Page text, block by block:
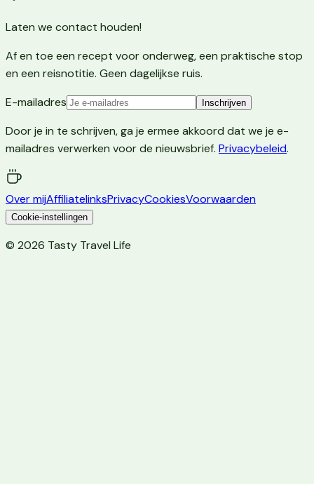
Laten we contact houden!
Af en toe een recept voor onderweg, een praktische stop
en een reisnotitie. Geen dagelijkse ruis.
E-mailadres
Inschrijven
Door je in te schrijven, ga je ermee akkoord dat we je e-
mailadres verwerken voor de nieuwsbrief. Privacybeleid.
Over mijAffiliatelinksPrivacyCookiesVoorwaarden
Cookie-instellingen
© 2026 Tasty Travel Life